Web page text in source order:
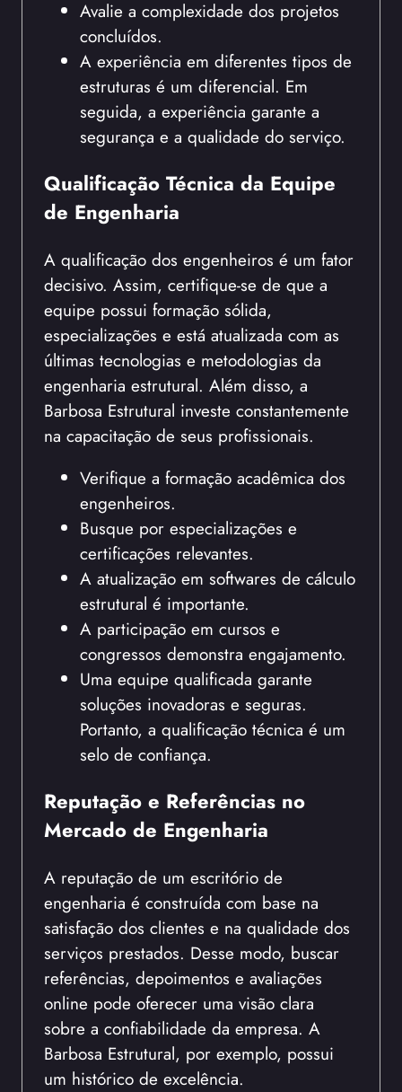
Avalie a complexidade dos projetos
concluídos.
A experiência em diferentes tipos de
estruturas é um diferencial. Em
seguida, a experiência garante a
segurança e a qualidade do serviço.
Qualificação Técnica da Equipe
de Engenharia
A qualificação dos engenheiros é um fator
decisivo. Assim, certifique-se de que a
equipe possui formação sólida,
especializações e está atualizada com as
últimas tecnologias e metodologias da
engenharia estrutural. Além disso, a
Barbosa Estrutural investe constantemente
na capacitação de seus profissionais.
Verifique a formação acadêmica dos
engenheiros.
Busque por especializações e
certificações relevantes.
A atualização em softwares de cálculo
estrutural é importante.
A participação em cursos e
congressos demonstra engajamento.
Uma equipe qualificada garante
soluções inovadoras e seguras.
Portanto, a qualificação técnica é um
selo de confiança.
Reputação e Referências no
Mercado de Engenharia
A reputação de um escritório de
engenharia é construída com base na
satisfação dos clientes e na qualidade dos
serviços prestados. Desse modo, buscar
referências, depoimentos e avaliações
online pode oferecer uma visão clara
sobre a confiabilidade da empresa. A
Barbosa Estrutural, por exemplo, possui
um histórico de excelência.